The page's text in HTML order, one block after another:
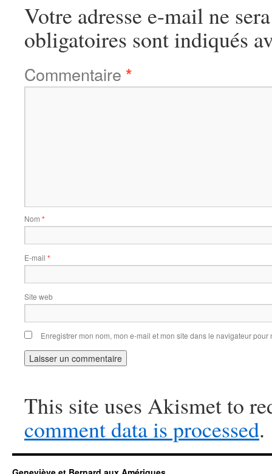
Votre adresse e-mail ne
obligatoires sont indiqués
Commentaire *
Nom *
E-mail *
Site web
Enregistrer mon nom, mon e-mail et mon site dans le navigateur
This site uses Akismet to
comment data is processed.